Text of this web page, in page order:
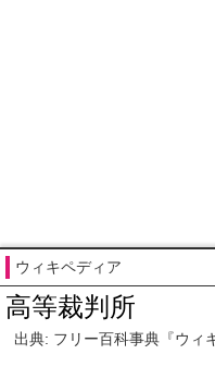
ウィキペディア
高等裁判所
出典: フリー百科事典『ウィ